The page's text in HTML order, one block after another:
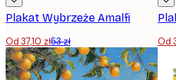
Plakat Wybrzeże Amalfi
Od 37,10 zł53 zł Od